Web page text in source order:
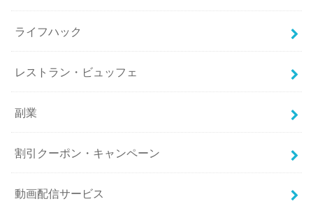
ライフハック
レストラン・ビュッフェ
副業
割引クーポン・キャンペーン
動画配信サービス